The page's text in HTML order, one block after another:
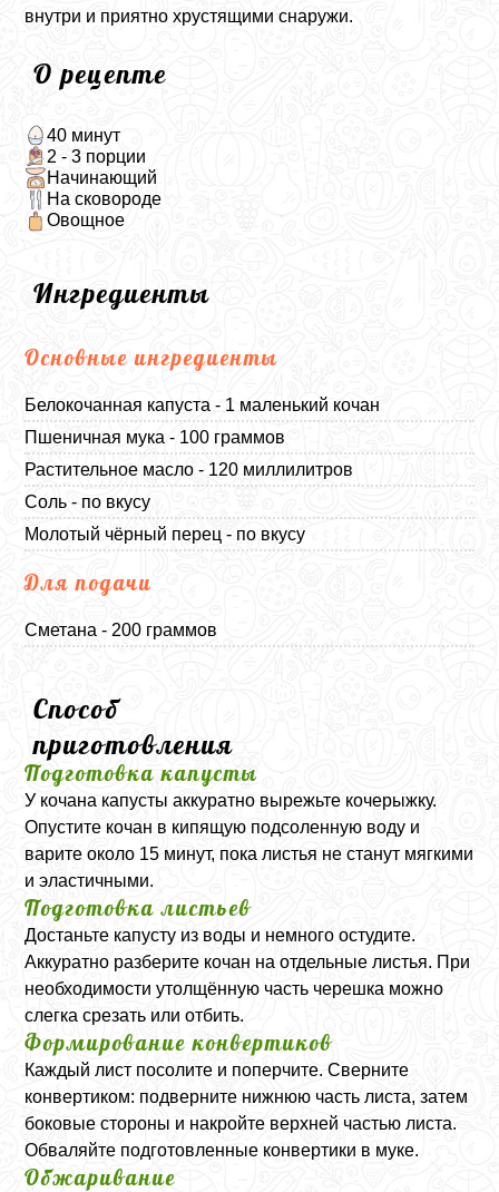
внутри и приятно хрустящими снаружи.
О рецепте
40 минут
2 - 3 порции
Начинающий
На сковороде
Овощное
Ингредиенты
Основные ингредиенты
Белокочанная капуста - 1 маленький кочан
Пшеничная мука - 100 граммов
Растительное масло - 120 миллилитров
Соль - по вкусу
Молотый чёрный перец - по вкусу
Для подачи
Сметана - 200 граммов
Способ
приготовления
Подготовка капусты
У кочана капусты аккуратно вырежьте кочерыжку.
Опустите кочан в кипящую подсоленную воду и
варите около 15 минут, пока листья не станут мягкими
и эластичными.
Подготовка листьев
Достаньте капусту из воды и немного остудите.
Аккуратно разберите кочан на отдельные листья. При
необходимости утолщённую часть черешка можно
слегка срезать или отбить.
Формирование конвертиков
Каждый лист посолите и поперчите. Сверните
конвертиком: подверните нижнюю часть листа, затем
боковые стороны и накройте верхней частью листа.
Обваляйте подготовленные конвертики в муке.
Обжаривание